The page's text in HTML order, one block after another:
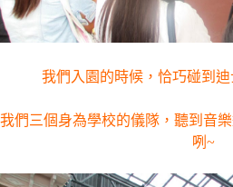
我們入園的時候，恰巧碰到
我們三個身為學校的儀隊，聽到音
咧~